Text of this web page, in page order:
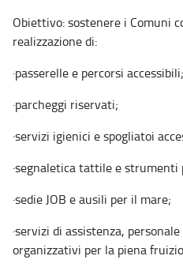
Obiettivo: sostenere i Comuni
realizzazione di:
·passerelle e percorsi accessibili;
·parcheggi riservati;
·servizi igienici e spogliatoi
·segnaletica tattile e strumenti
·sedie JOB e ausili per il mare;
·servizi di assistenza,
organizzativi per la piena